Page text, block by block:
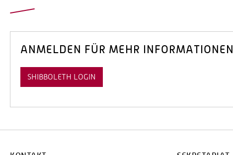
ANMELDEN FÜR MEHR INFORMATIONEN
SHIBBOLETH LOGIN